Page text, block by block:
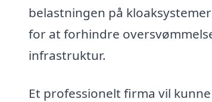
belastningen på
for at forhindre
infrastruktur.
Et professionelt firma vil